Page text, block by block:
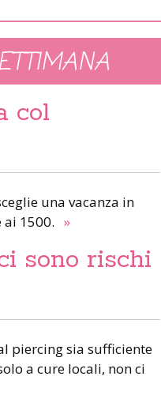
col
una vacanza in
1500. »
sono rischi
piercing sia sufficiente
a cure locali, non ci